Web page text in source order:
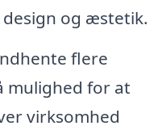
og æstetik.
flere
mulighed for at
virksomhed